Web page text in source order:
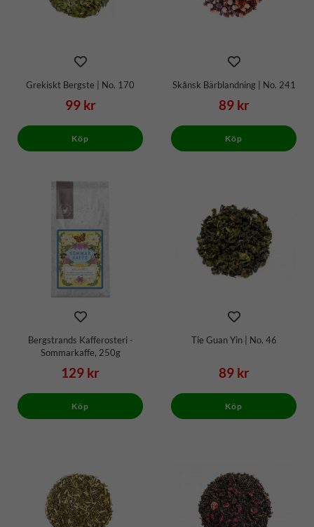
Grekiskt Bergste | No. 170
99 kr
Köp
Skånsk Bärblandning | No. 241
89 kr
Köp
Bergstrands Kafferosteri -
Sommarkaffe, 250g
129 kr
Köp
Tie Guan Yin | No. 46
89 kr
Köp